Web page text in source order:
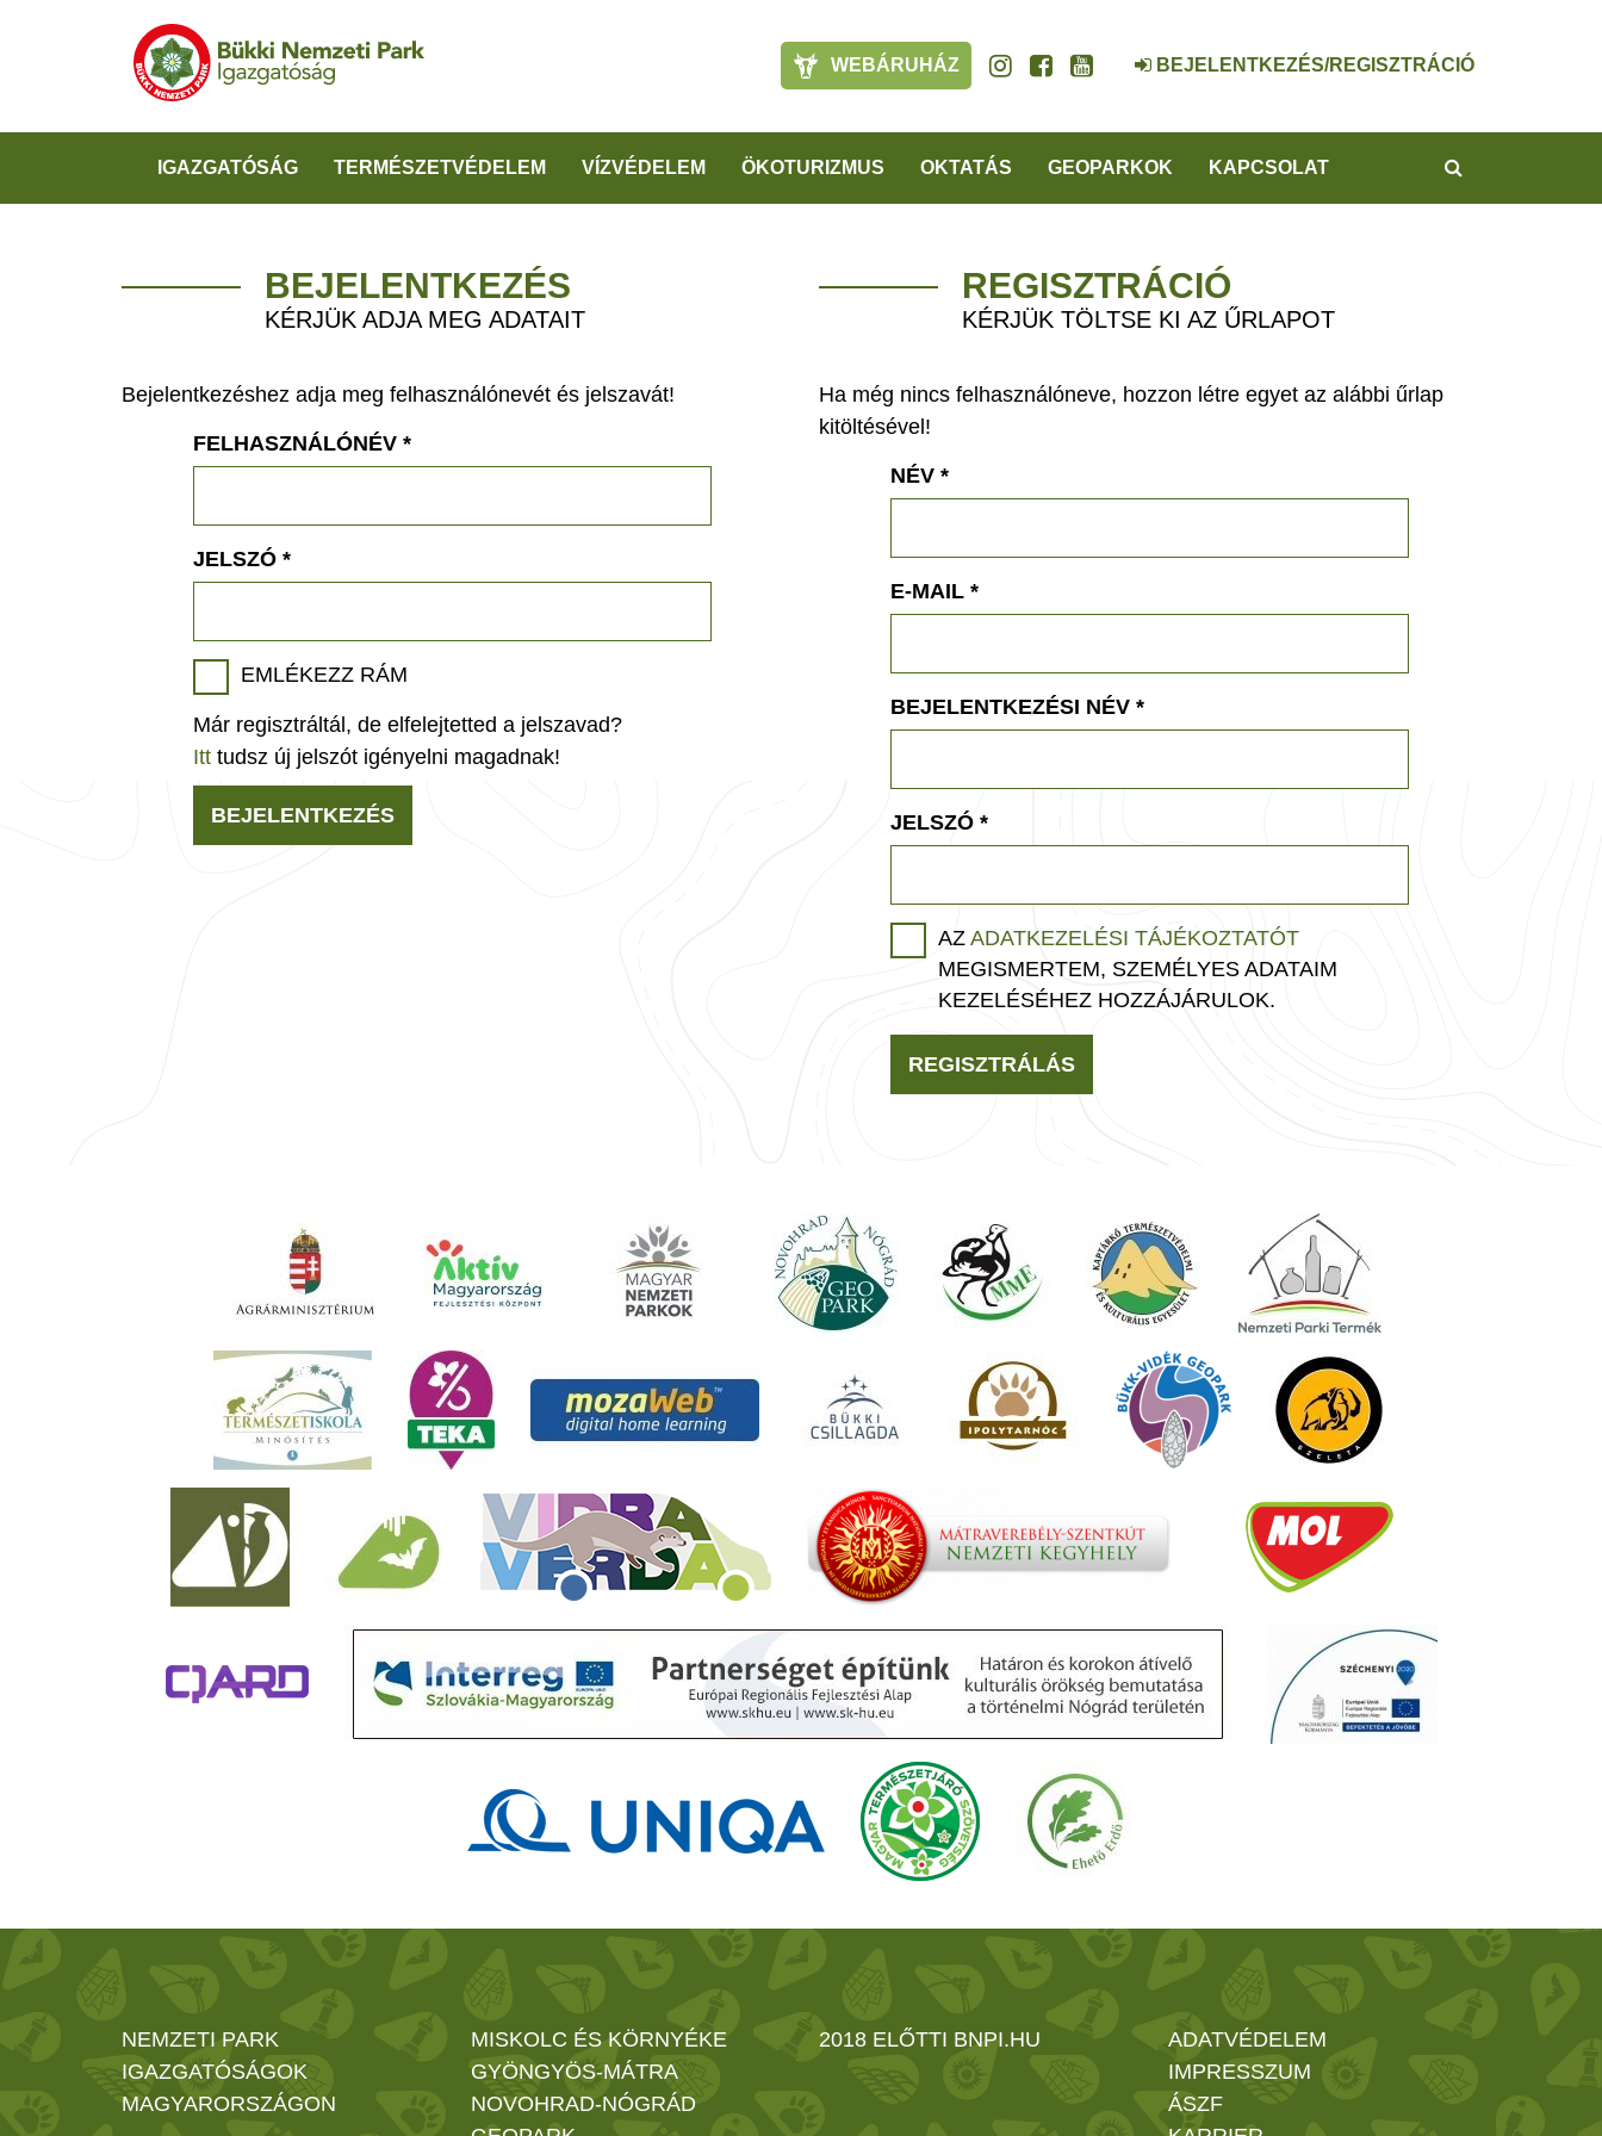
WEBÁRUHÁZ BEJELENTKEZÉS/REGISZTRÁCIÓ
IGAZGATÓSÁG TERMÉSZETVÉDELEM VÍZVÉDELEM ÖKOTURIZMUS OKTATÁS GEOPARKOK KAPCSOLAT
BEJELENTKEZÉS
KÉRJÜK ADJA MEG ADATAIT
Bejelentkezéshez adja meg felhasználónevét és jelszavát!
FELHASZNÁLÓNÉV *
JELSZÓ *
EMLÉKEZZ RÁM
Már regisztráltál, de elfelejtetted a jelszavad?
Itt tudsz új jelszót igényelni magadnak!
BEJELENTKEZÉS
REGISZTRÁCIÓ
KÉRJÜK TÖLTSE KI AZ ŰRLAPOT
Ha még nincs felhasználóneve, hozzon létre egyet az alábbi űrlap
kitöltésével!
NÉV *
E-MAIL *
BEJELENTKEZÉSI NÉV *
JELSZÓ *
AZ ADATKEZELÉSI TÁJÉKOZTATÓT
MEGISMERTEM, SZEMÉLYES ADATAIM
KEZELÉSÉHEZ HOZZÁJÁRULOK.
REGISZTRÁLÁS
NEMZETI PARK
IGAZGATÓSÁGOK
MAGYARORSZÁGON
MISKOLC ÉS KÖRNYÉKE
GYÖNGYÖS-MÁTRA
NOVOHRAD-NÓGRÁD
2018 ELŐTTI BNPI.HU
ADATVÉDELEM
IMPRESSZUM
ÁSZF